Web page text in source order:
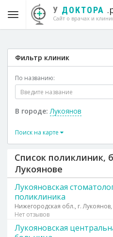
У ДОКТОРА
Сайт о врачах и
Фильтр клиник
По названию:
В городе: Лукоянов
Поиск на карте
Список поликлиник,
Лукоянове
Лукояновская
поликлиника
Нижегородская обл., г.
Нет отзывов
Лукояновская